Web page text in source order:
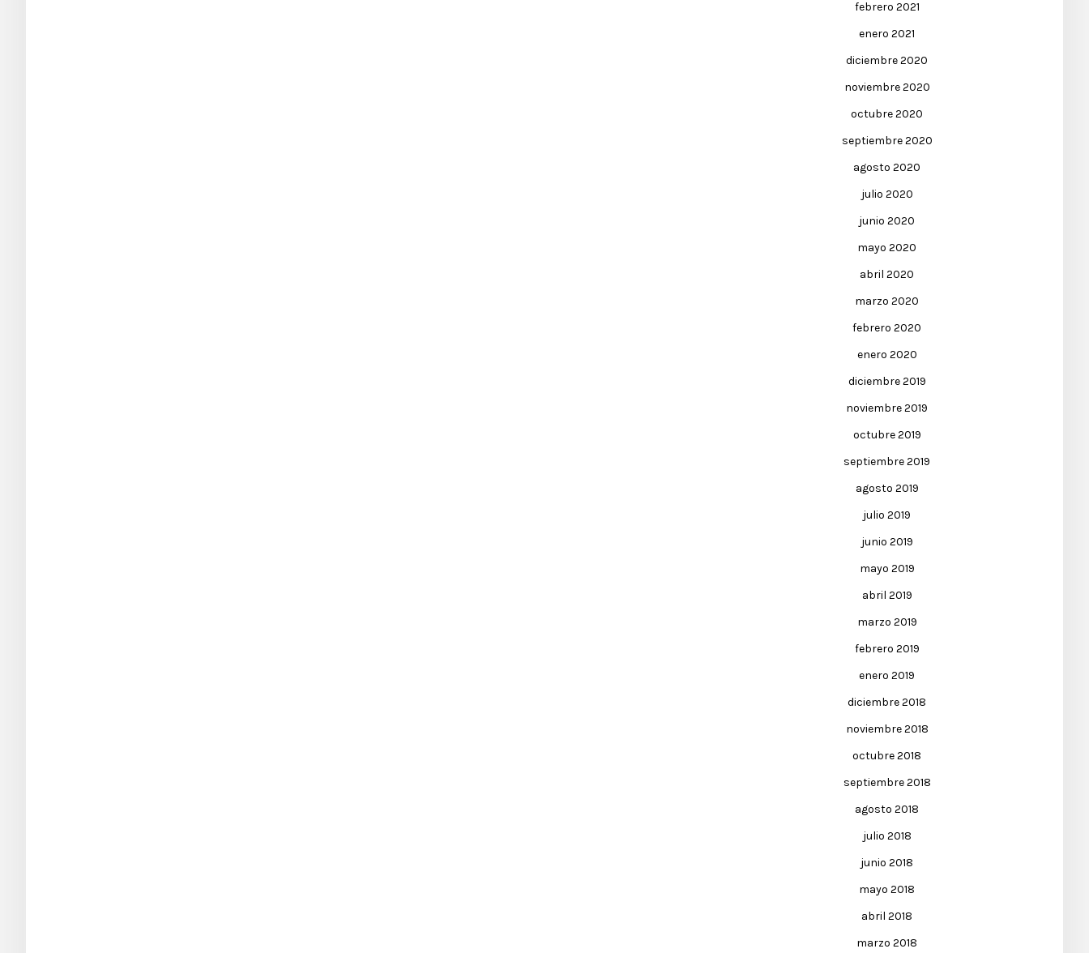
febrero 2021
enero 2021
diciembre 2020
noviembre 2020
octubre 2020
septiembre 2020
agosto 2020
julio 2020
junio 2020
mayo 2020
abril 2020
marzo 2020
febrero 2020
enero 2020
diciembre 2019
noviembre 2019
octubre 2019
septiembre 2019
agosto 2019
julio 2019
junio 2019
mayo 2019
abril 2019
marzo 2019
febrero 2019
enero 2019
diciembre 2018
noviembre 2018
octubre 2018
septiembre 2018
agosto 2018
julio 2018
junio 2018
mayo 2018
abril 2018
marzo 2018